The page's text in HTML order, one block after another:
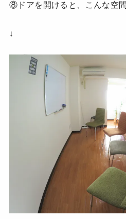
⑧ドアを開けると、こんな空間
↓